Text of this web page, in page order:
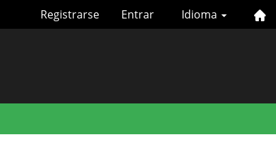
Idioma
Registrarse Entrar